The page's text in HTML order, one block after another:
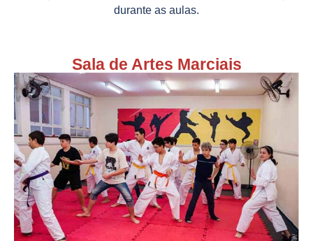
durante as aulas.
Sala de Artes Marciais